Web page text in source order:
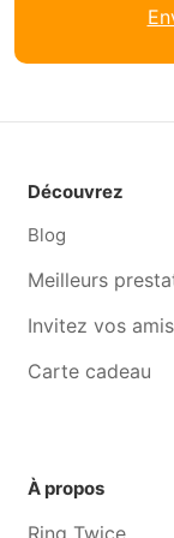
Garde animaux
Garde animaux
hozémont
Garde animaux
Garde animaux
Garde animaux
Découvrez
Blog
Meilleurs
Invitez vos amis
Carte cadeau
À propos